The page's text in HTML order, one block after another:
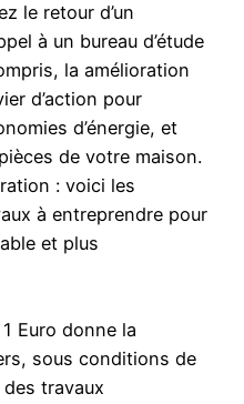
le retour d’un
à un bureau d’étude
la amélioration
d’action pour
d’énergie, et
de votre maison.
: voici les
à entreprendre pour
et plus
Euro donne la
sous conditions de
travaux